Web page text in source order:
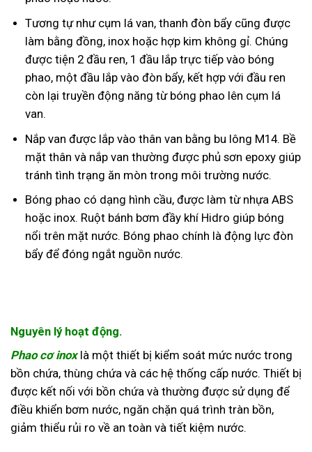
Tương tự như cụm lá van, thanh đòn bẩy cũng được
làm bằng đồng, inox hoặc hợp kim không gỉ. Chúng
được tiện 2 đầu ren, 1 đầu lắp trực tiếp vào bóng
phao, một đầu lắp vào đòn bẩy, kết hợp với đầu ren
còn lại truyền động năng từ bóng phao lên cụm lá
van.
Nắp van được lắp vào thân van bằng bu lông M14. Bề
mặt thân và nắp van thường được phủ sơn epoxy giúp
tránh tình trạng ăn mòn trong môi trường nước.
Bóng phao có dạng hình cầu, được làm từ nhựa ABS
hoặc inox. Ruột bánh bơm đầy khí Hidro giúp bóng
nổi trên mặt nước. Bóng phao chính là động lực đòn
bẩy để đóng ngắt nguồn nước.
Nguyên lý hoạt động.
Phao cơ inoxlà một thiết bị kiểm soát mức nước trong
bồn chứa, thùng chứa và các hệ thống cấp nước. Thiết bị
được kết nối với bồn chứa và thường được sử dụng để
điều khiển bơm nước, ngăn chặn quá trình tràn bồn,
giảm thiểu rủi ro về an toàn và tiết kiệm nước.